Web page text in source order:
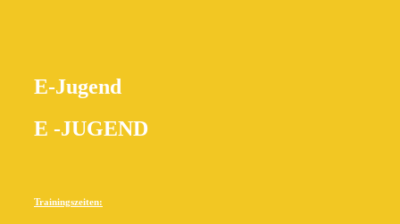
E-Jugend
E -JUGEND
Trainingszeiten: